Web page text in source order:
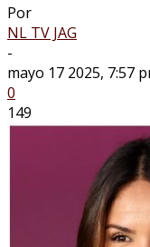
Por
NL TV JAG
-
mayo 17 2025, 7:57
0
149